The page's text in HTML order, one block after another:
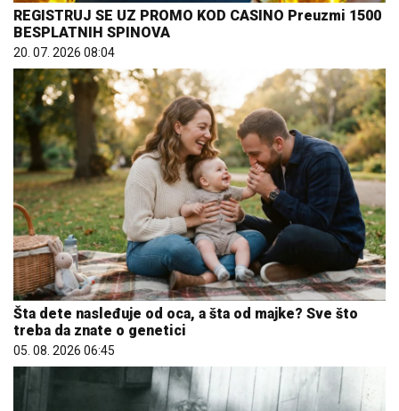
REGISTRUJ SE UZ PROMO KOD CASINO Preuzmi 1500
BESPLATNIH SPINOVA
20. 07. 2026 08:04
Šta dete nasleđuje od oca, a šta od majke? Sve što
treba da znate o genetici
05. 08. 2026 06:45